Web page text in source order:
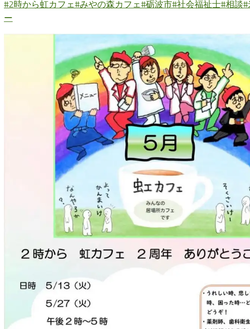
#2時から虹カフェ#みやの森カフェ#砺波市#社会福祉士#相談#
ー